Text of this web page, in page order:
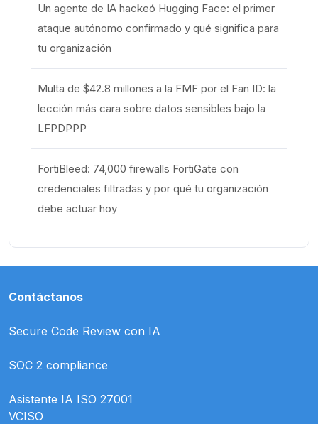
Un agente de IA hackeó Hugging Face: el primer
ataque autónomo confirmado y qué significa para
tu organización
Multa de $42.8 millones a la FMF por el Fan ID: la
lección más cara sobre datos sensibles bajo la
LFPDPPP
FortiBleed: 74,000 firewalls FortiGate con
credenciales filtradas y por qué tu organización
debe actuar hoy
Contáctanos
Secure Code Review con IA
SOC 2 compliance
Asistente IA ISO 27001
VCISO